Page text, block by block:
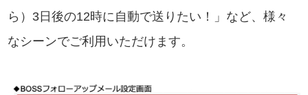
ら）3日後の12時に自動で送りたい！」など、様々
なシーンでご利用いただけます。